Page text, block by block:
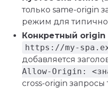
только same-origin
режим для
Конкретный origin
https://my-
добавляется
Allow-Origin:
cross-origin запросы